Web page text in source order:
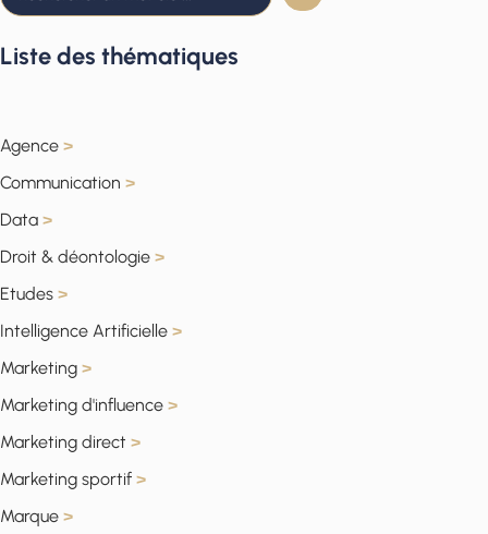
Liste des thématiques
Agence >
Communication >
Data >
Droit & déontologie >
Etudes >
Intelligence Artificielle >
Marketing >
Marketing d'influence >
Marketing direct >
Marketing sportif >
Marque >